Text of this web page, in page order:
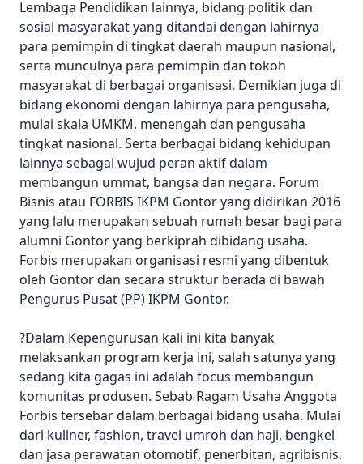
Lembaga Pendidikan lainnya, bidang politik dan
sosial masyarakat yang ditandai dengan lahirnya
para pemimpin di tingkat daerah maupun nasional,
serta munculnya para pemimpin dan tokoh
masyarakat di berbagai organisasi. Demikian juga di
bidang ekonomi dengan lahirnya para pengusaha,
mulai skala UMKM, menengah dan pengusaha
tingkat nasional. Serta berbagai bidang kehidupan
lainnya sebagai wujud peran aktif dalam
membangun ummat, bangsa dan negara. Forum
Bisnis atau FORBIS IKPM Gontor yang didirikan 2016
yang lalu merupakan sebuah rumah besar bagi para
alumni Gontor yang berkiprah dibidang usaha.
Forbis merupakan organisasi resmi yang dibentuk
oleh Gontor dan secara struktur berada di bawah
Pengurus Pusat (PP) IKPM Gontor.
?Dalam Kepengurusan kali ini kita banyak
melaksankan program kerja ini, salah satunya yang
sedang kita gagas ini adalah focus membangun
komunitas produsen. Sebab Ragam Usaha Anggota
Forbis tersebar dalam berbagai bidang usaha. Mulai
dari kuliner, fashion, travel umroh dan haji, bengkel
dan jasa perawatan otomotif, penerbitan, agribisnis,